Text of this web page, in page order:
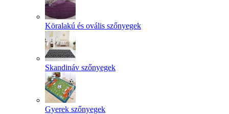
Köralakú és ovális szőnyegek
Skandináv szőnyegek
Gyerek szőnyegek